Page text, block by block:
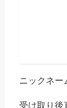
ニックネー
受け取り後